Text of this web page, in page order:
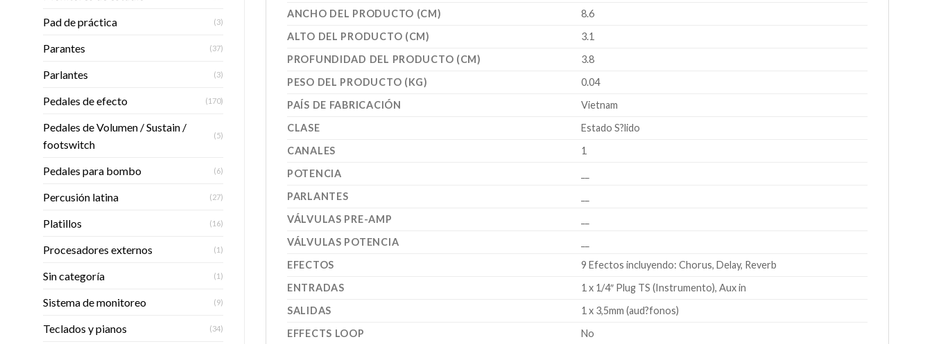
Pad de práctica (3)
Parantes (37)
Parlantes (3)
Pedales de efecto (170)
Pedales de Volumen / Sustain /
footswitch
(5)
Pedales para bombo (6)
Percusión latina (27)
Platillos (16)
Procesadores externos (1)
Sin categoría (1)
Sistema de monitoreo (9)
Teclados y pianos (34)
ANCHO DEL PRODUCTO (CM)
8.6
ALTO DEL PRODUCTO (CM)
3.1
PROFUNDIDAD DEL PRODUCTO (CM)
3.8
PESO DEL PRODUCTO (KG)
0.04
PAÍS DE FABRICACIÓN
Vietnam
CLASE
Estado S?lido
CANALES
1
POTENCIA
PARLANTES
VÁLVULAS PRE-AMP
VÁLVULAS POTENCIA
EFECTOS
9 Efectos incluyendo: Chorus, Delay, Reverb
ENTRADAS
1 x 1/4″ Plug TS (Instrumento), Aux in
SALIDAS
1 x 3,5mm (aud?fonos)
EFFECTS LOOP
No